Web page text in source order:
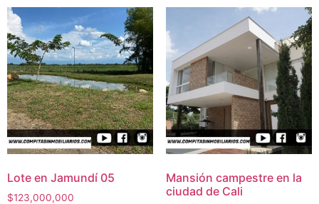
Lote en Jamundí 05
$123,000,000
Mansión campestre en la
ciudad de Cali